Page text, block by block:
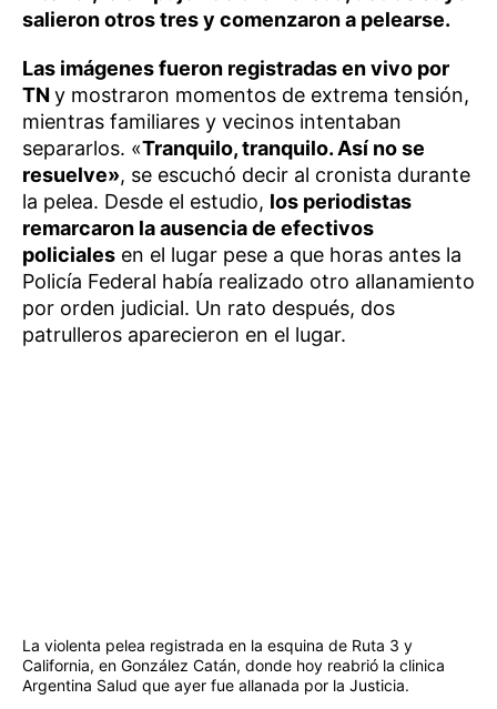
salieron otros tres y comenzaron a pelearse.
Las imágenes fueron registradas en vivo por
TN y mostraron momentos de extrema tensión,
mientras familiares y vecinos intentaban
separarlos. «Tranquilo, tranquilo. Así no se
resuelve», se escuchó decir al cronista durante
la pelea. Desde el estudio, los periodistas
remarcaron la ausencia de efectivos
policiales en el lugar pese a que horas antes la
Policía Federal había realizado otro allanamiento
por orden judicial. Un rato después, dos
patrulleros aparecieron en el lugar.
La violenta pelea registrada en la esquina de Ruta 3 y
California, en González Catán, donde hoy reabrió la clinica
Argentina Salud que ayer fue allanada por la Justicia.